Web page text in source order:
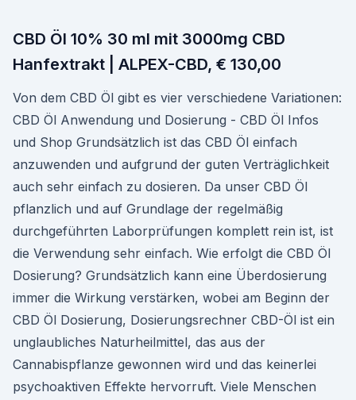
CBD Öl 10% 30 ml mit 3000mg CBD
Hanfextrakt | ALPEX-CBD, € 130,00
Von dem CBD Öl gibt es vier verschiedene Variationen:
CBD Öl Anwendung und Dosierung - CBD Öl Infos
und Shop Grundsätzlich ist das CBD Öl einfach
anzuwenden und aufgrund der guten Verträglichkeit
auch sehr einfach zu dosieren. Da unser CBD Öl
pflanzlich und auf Grundlage der regelmäßig
durchgeführten Laborprüfungen komplett rein ist, ist
die Verwendung sehr einfach. Wie erfolgt die CBD Öl
Dosierung? Grundsätzlich kann eine Überdosierung
immer die Wirkung verstärken, wobei am Beginn der
CBD Öl Dosierung, Dosierungsrechner CBD-Öl ist ein
unglaubliches Naturheilmittel, das aus der
Cannabispflanze gewonnen wird und das keinerlei
psychoaktiven Effekte hervorruft. Viele Menschen